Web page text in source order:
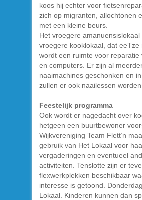
koos hij echter voor
zich op migranten, allochtonen
met een kleine beurs.
Het vroegere amanuensislokaal
vroegere kooklokaal, dat eeTze
wordt een ruimte voor reparatie
en computers. Er zijn al
naaimachines geschonken en
zullen er ook naailessen worden
Feestelijk programma
Ook wordt er nagedacht over
hetgeen een buurtbewoner
Wijkvereniging Team Flett’n
gebruik van Het Lokaal voor
vergaderingen en eventueel
activiteiten. Tenslotte zijn er
flexwerkplekken beschikbaar
interesse is getoond.
Lokaal. Kinderen kunnen dan